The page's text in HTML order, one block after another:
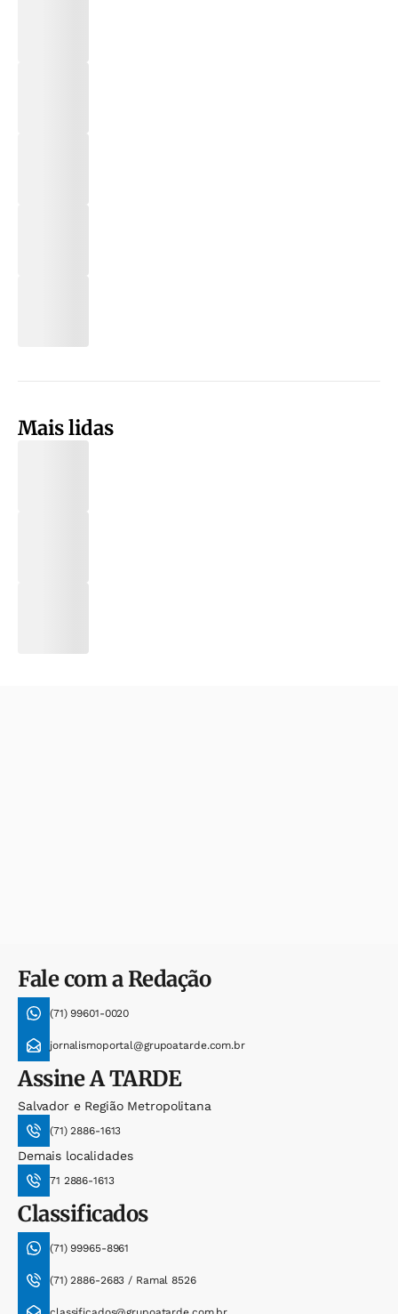
Mais lidas
Fale com a Redação
(71) 99601-0020
jornalismoportal@grupoatarde.com.br
AssineA TARDE
Salvador e Região Metropolitana
(71) 2886-1613
Demais localidades
71 2886-1613
Classificados
(71) 99965-8961
(71) 2886-2683 / Ramal 8526